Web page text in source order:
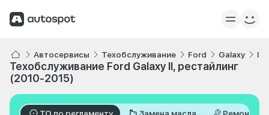
Автосервисы Техобслуживание Ford Galaxy II,
Техобслуживание Ford Galaxy II, рестайлинг
(2010-2015)